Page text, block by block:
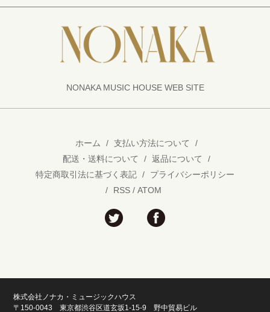
NONAKA MUSIC HOUSE WEB SITE
ホーム / 支払い方法について
/
配送・送料について
/ 返品について
/
特定商取引法に基づく表記 /
プライバシーポリシー
/
RSS / ATOM
株式会社ノナカ・ミュージックハウス
〒150-0043 東京都渋谷区道玄坂1-15-9 野中貿易ビル